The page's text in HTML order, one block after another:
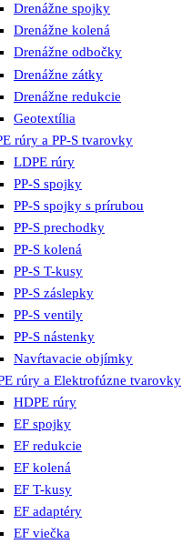
Drenážne spojky
Drenážne kolená
Drenážne odbočky
Drenážne zátky
Drenážne redukcie
Geotextília
rúry a PP-S tvarovky
LDPE rúry
PP-S spojky
PP-S spojky s prírubou
PP-S prechodky
PP-S kolená
PP-S T-kusy
PP-S záslepky
PP-S ventily
PP-S nástenky
Navŕtavacie objímky
rúry a Elektrofúzne tvarovky
HDPE rúry
EF spojky
EF redukcie
EF kolená
EF T-kusy
EF adaptéry
EF viečka